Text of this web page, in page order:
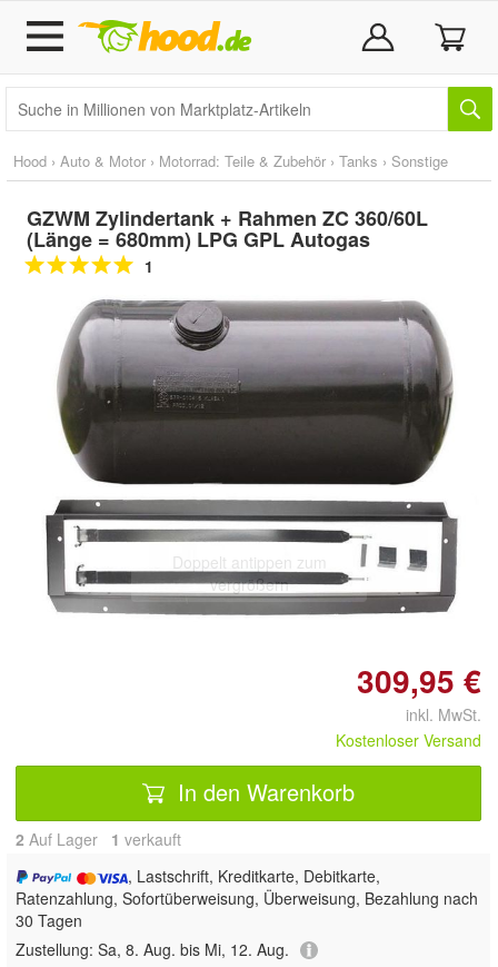
Hood › Auto & Motor › Motorrad: Teile & Zubehör › Tanks › Sonstige
GZWM Zylindertank + Rahmen ZC 360/60L
(Länge = 680mm) LPG GPL Autogas
1
Doppelt antippen zum
vergrößern
309,95 €
inkl. MwSt.
Kostenloser Versand
In den Warenkorb
2 Auf Lager 1 verkauft
, Lastschrift, Kreditkarte, Debitkarte,
Ratenzahlung, Sofortüberweisung, Überweisung, Bezahlung nach
30 Tagen
Zustellung: Sa, 8. Aug. bis Mi, 12. Aug.